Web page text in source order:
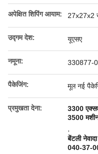
अपेक्षित शिपिंग आयाम: 27x27x2
उद्गम देश: यूएसए
नमूना: 330877-
पैकेजिंग: मूल नई
प्रमुखता देना:
3300
3500
बेंटली
040-37-